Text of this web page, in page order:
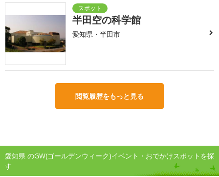
半田空の科学館
愛知県・半田市
閲覧履歴をもっと見る
愛知県 のGW(ゴールデンウィーク)イベント・おでかけスポットを探
す